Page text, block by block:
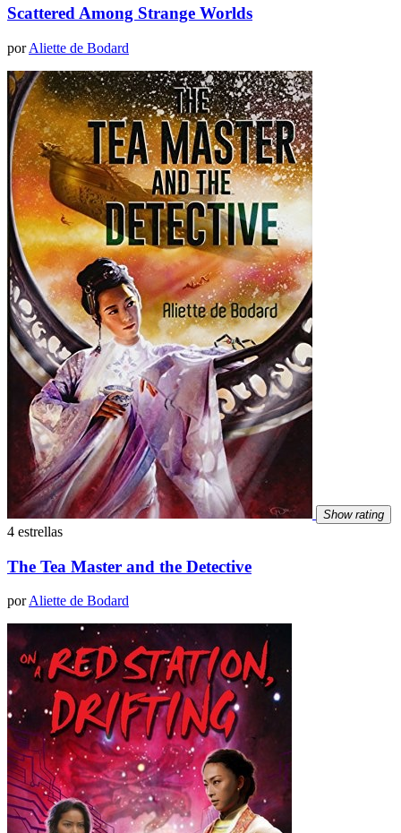
Scattered Among Strange Worlds
porAliette de Bodard
Show rating
4 estrellas
The Tea Master and the Detective
porAliette de Bodard